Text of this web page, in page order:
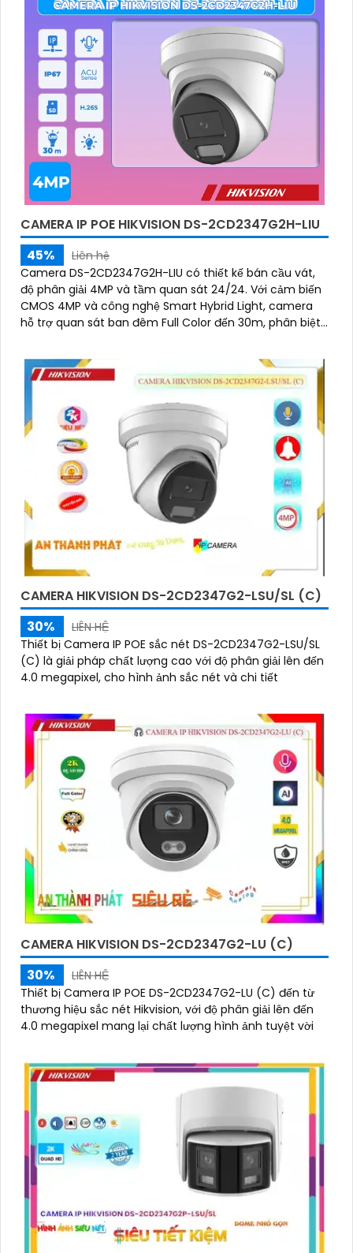
CAMERA IP POE HIKVISION DS-2CD2347G2H-LIU
45%
Liên hệ
Camera DS-2CD2347G2H-LIU có thiết kế bán cầu vát,
độ phân giải 4MP và tầm quan sát 24/24. Với cảm biến
CMOS 4MP và công nghệ Smart Hybrid Light, camera
hỗ trợ quan sát ban đêm Full Color đến 30m, phân biệt
CAMERA HIKVISION DS-2CD2347G2-LSU/SL (C)
30%
LIÊN HỆ
Thiết bị Camera IP POE sắc nét DS-2CD2347G2-LSU/SL
(C) là giải pháp chất lượng cao với độ phân giải lên đến
4.0 megapixel, cho hình ảnh sắc nét và chi tiết
CAMERA HIKVISION DS-2CD2347G2-LU (C)
30%
LIÊN HỆ
Thiết bị Camera IP POE DS-2CD2347G2-LU (C) đến từ
thương hiệu sắc nét Hikvision, với độ phân giải lên đến
4.0 megapixel mang lại chất lượng hình ảnh tuyệt vời